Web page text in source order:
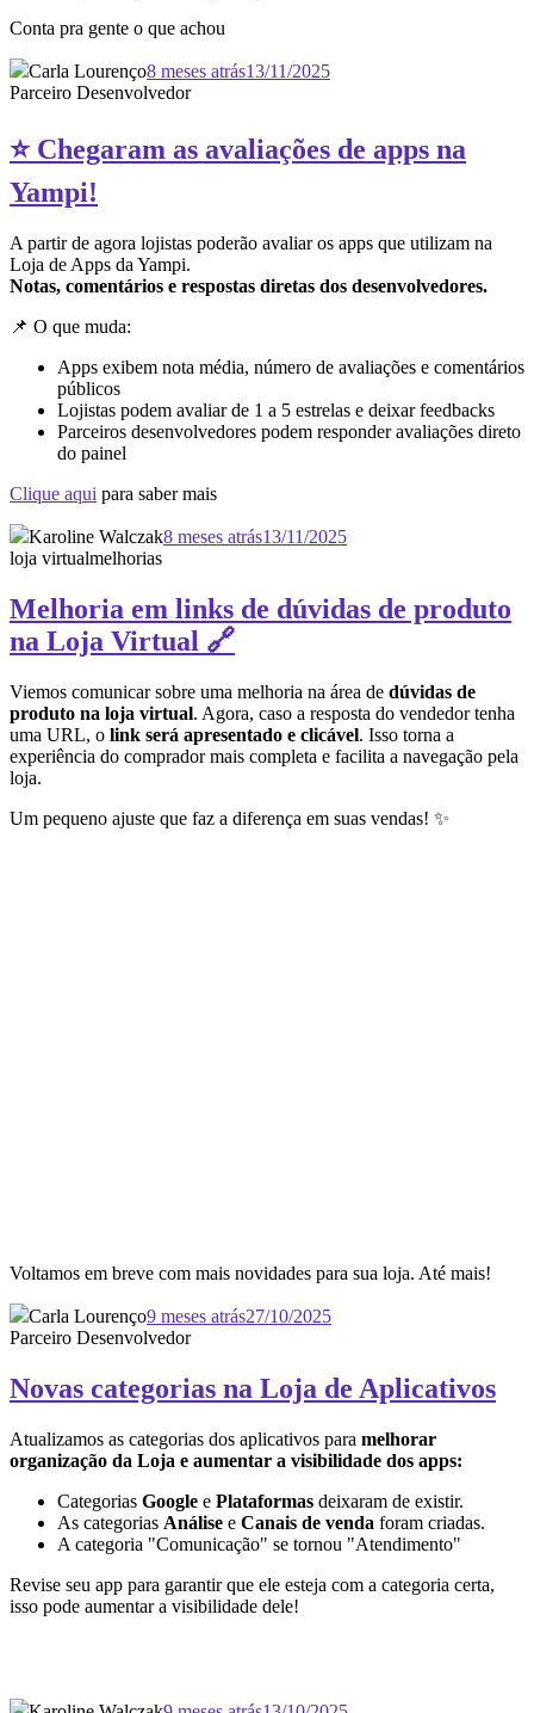
Conta pra gente o que achou
Carla Lourenço8 meses atrás13/11/2025
Parceiro Desenvolvedor
⭐ Chegaram as avaliações de apps na
Yampi!
A partir de agora lojistas poderão avaliar os apps que utilizam na
Loja de Apps da Yampi.
Notas, comentários e respostas diretas dos desenvolvedores.
📌 O que muda:
Apps exibem nota média, número de avaliações e comentários
públicos
Lojistas podem avaliar de 1 a 5 estrelas e deixar feedbacks
Parceiros desenvolvedores podem responder avaliações direto
do painel
Clique aqui para saber mais
Karoline Walczak8 meses atrás13/11/2025
loja virtualmelhorias
Melhoria em links de dúvidas de produto
na Loja Virtual 🔗
Viemos comunicar sobre uma melhoria na área de dúvidas de
produto na loja virtual. Agora, caso a resposta do vendedor tenha
uma URL, o link será apresentado e clicável. Isso torna a
experiência do comprador mais completa e facilita a navegação pela
loja.
Um pequeno ajuste que faz a diferença em suas vendas! ✨
Voltamos em breve com mais novidades para sua loja. Até mais!
Carla Lourenço9 meses atrás27/10/2025
Parceiro Desenvolvedor
Novas categorias na Loja de Aplicativos
Atualizamos as categorias dos aplicativos para melhorar
organização da Loja e aumentar a visibilidade dos apps:
Categorias Google e Plataformas deixaram de existir.
As categorias Análise e Canais de venda foram criadas.
A categoria "Comunicação" se tornou "Atendimento"
Revise seu app para garantir que ele esteja com a categoria certa,
isso pode aumentar a visibilidade dele!